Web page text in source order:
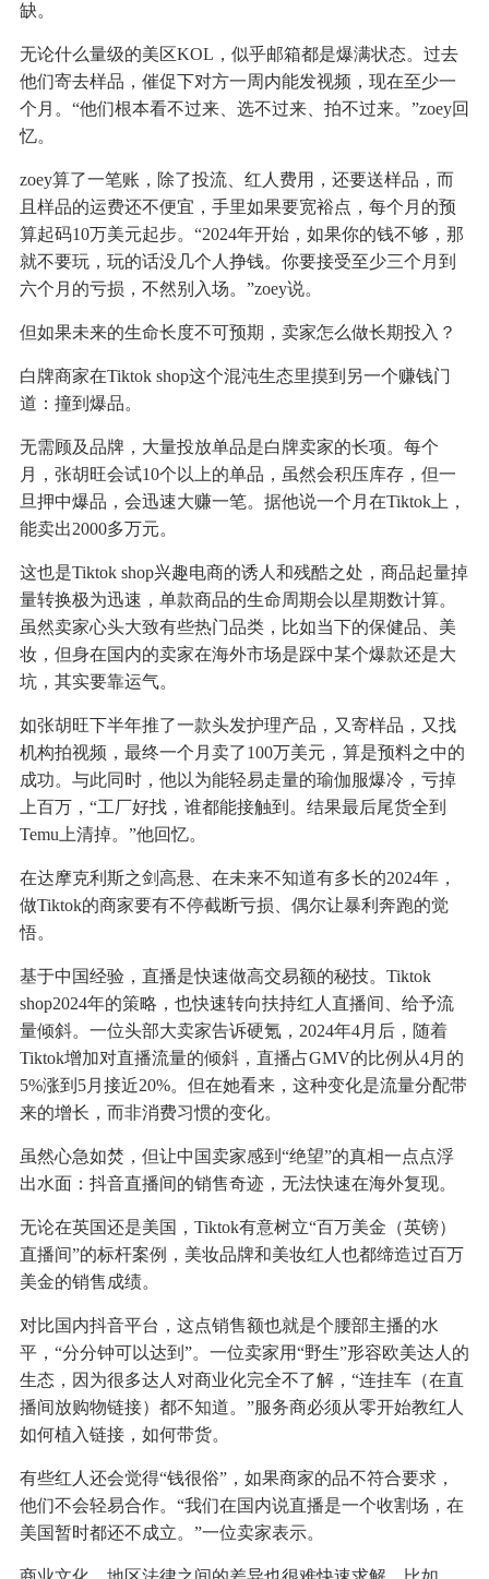
缺。
无论什么量级的美区KOL，似乎邮箱都是爆满状态。过去
他们寄去样品，催促下对方一周内能发视频，现在至少一
个月。“他们根本看不过来、选不过来、拍不过来。”zoey回
忆。
zoey算了一笔账，除了投流、红人费用，还要送样品，而
且样品的运费还不便宜，手里如果要宽裕点，每个月的预
算起码10万美元起步。“2024年开始，如果你的钱不够，那
就不要玩，玩的话没几个人挣钱。你要接受至少三个月到
六个月的亏损，不然别入场。”zoey说。
但如果未来的生命长度不可预期，卖家怎么做长期投入？
白牌商家在Tiktok shop这个混沌生态里摸到另一个赚钱门
道：撞到爆品。
无需顾及品牌，大量投放单品是白牌卖家的长项。每个
月，张胡旺会试10个以上的单品，虽然会积压库存，但一
旦押中爆品，会迅速大赚一笔。据他说一个月在Tiktok上，
能卖出2000多万元。
这也是Tiktok shop兴趣电商的诱人和残酷之处，商品起量掉
量转换极为迅速，单款商品的生命周期会以星期数计算。
虽然卖家心头大致有些热门品类，比如当下的保健品、美
妆，但身在国内的卖家在海外市场是踩中某个爆款还是大
坑，其实要靠运气。
如张胡旺下半年推了一款头发护理产品，又寄样品，又找
机构拍视频，最终一个月卖了100万美元，算是预料之中的
成功。与此同时，他以为能轻易走量的瑜伽服爆冷，亏掉
上百万，“工厂好找，谁都能接触到。结果最后尾货全到
Temu上清掉。”他回忆。
在达摩克利斯之剑高悬、在未来不知道有多长的2024年，
做Tiktok的商家要有不停截断亏损、偶尔让暴利奔跑的觉
悟。
基于中国经验，直播是快速做高交易额的秘技。Tiktok
shop2024年的策略，也快速转向扶持红人直播间、给予流
量倾斜。一位头部大卖家告诉硬氪，2024年4月后，随着
Tiktok增加对直播流量的倾斜，直播占GMV的比例从4月的
5%涨到5月接近20%。但在她看来，这种变化是流量分配带
来的增长，而非消费习惯的变化。
虽然心急如焚，但让中国卖家感到“绝望”的真相一点点浮
出水面：抖音直播间的销售奇迹，无法快速在海外复现。
无论在英国还是美国，Tiktok有意树立“百万美金（英镑）
直播间”的标杆案例，美妆品牌和美妆红人也都缔造过百万
美金的销售成绩。
对比国内抖音平台，这点销售额也就是个腰部主播的水
平，“分分钟可以达到”。一位卖家用“野生”形容欧美达人的
生态，因为很多达人对商业化完全不了解，“连挂车（在直
播间放购物链接）都不知道。”服务商必须从零开始教红人
如何植入链接，如何带货。
有些红人还会觉得“钱很俗”，如果商家的品不符合要求，
他们不会轻易合作。“我们在国内说直播是一个收割场，在
美国暂时都还不成立。”一位卖家表示。